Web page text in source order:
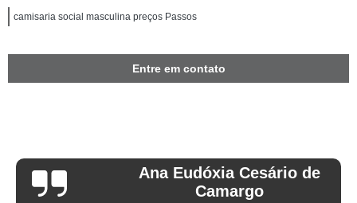
camisaria social masculina preços Passos
Entre em contato
Ana Eudóxia Cesário de
Camargo